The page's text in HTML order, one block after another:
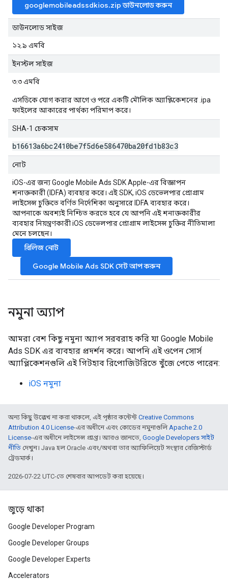
googlemobileadssdkios.zip ডাউনলোড করুন
ডাউনলোড সাইজ
১২.৯ এমবি
ইনস্টল সাইজ
৩.৩ এমবি
এসডিকে যোগ করার আগে ও পরে একটি মৌলিক অ্যাপ্লিকেশনের .ipa
ফাইলের আকারের পার্থক্য পরিমাপ করে।
SHA-1 চেকসাম
b16613a6bc2410be7f5d6e586470ba20fd1b83c3
নোট
iOS-এর জন্যGoogle Mobile Ads SDKApple-এর বিজ্ঞাপন
শনাক্তকারী (IDFA) ব্যবহার করে। এই SDK, iOS ডেভেলপার প্রোগ্রাম
লাইসেন্স চুক্তিতে বর্ণিত নির্দেশিকা অনুসারে IDFA ব্যবহার করে।
আপনাকে অবশ্যই নিশ্চিত করতে হবে যে আপনি এই শনাক্তকারীর
ব্যবহার নিয়ন্ত্রণকারী iOS ডেভেলপার প্রোগ্রাম লাইসেন্স চুক্তির নীতিমালা
মেনে চলছেন।
রিলিজ নোট
Google Mobile Ads SDKসেট আপ করুন
নমুনা অ্যাপ
আমরা বেশ কিছু নমুনা অ্যাপ সরবরাহ করি যা Google Mobile
Ads SDK এর ব্যবহার প্রদর্শন করে। আপনি এই ওপেন সোর্স
অ্যাপ্লিকেশনগুলি এই গিটহাব রিপোজিটরিতে খুঁজে পেতে পারেন:
iOS নমুনা
অন্য কিছু উল্লেখ না করা থাকলে, এই পৃষ্ঠার কন্টেন্ট Creative Commons
Attribution 4.0 License-এর অধীনে এবং কোডের নমুনাগুলিApache 2.0
License-এর অধীনে লাইসেন্স প্রাপ্ত। আরও জানতে, Google Developers সাইট
নীতি দেখুন। Java হল Oracle এবং/অথবা তার অ্যাফিলিয়েট সংস্থার রেজিস্টার্ড
ট্রেডমার্ক।
2026-07-22 UTC-তে শেষবার আপডেট করা হয়েছে।
জুড়ে থাকা
Google Developer Program
Google Developer Groups
Google Developer Experts
Accelerators